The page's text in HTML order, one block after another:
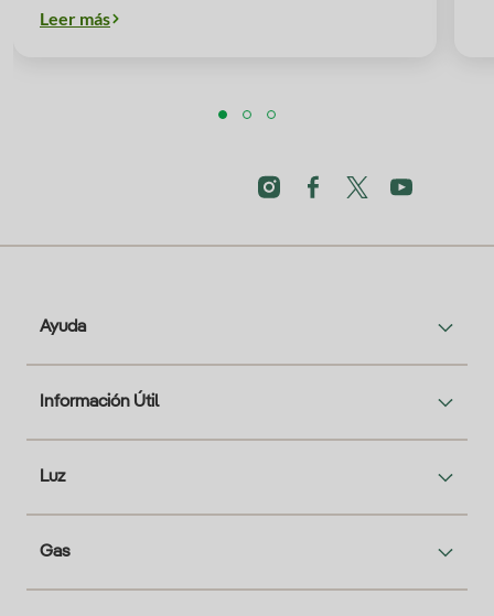
Leer más
Ayuda
Información Útil
Luz
Gas